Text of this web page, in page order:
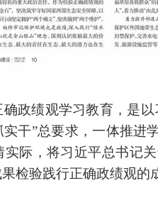
政绩观学习教育，是
干”总要求，一体推进
际，将习近平总书记
检验践行正确政绩观的